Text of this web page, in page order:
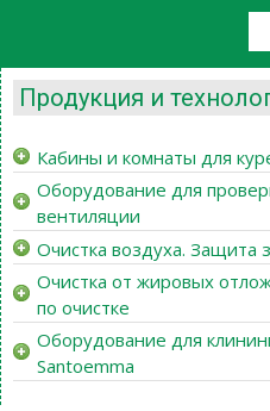
Продукция и
Кабины и комнаты для
Оборудование для
вентиляции
Очистка воздуха. Защита
Очистка от жировых
по очистке
Оборудование для
Santoemma